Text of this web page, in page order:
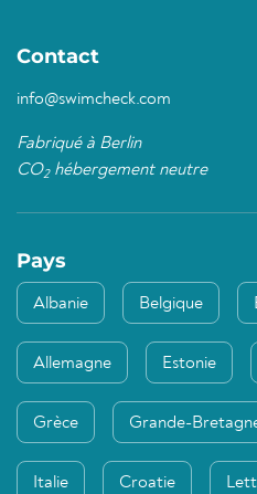
Contact
info@swimcheck.com
Fabriqué à Berlin
CO2hébergement neutre
Pays
Albanie Belgique
Allemagne Estonie
Grèce Grande-
Italie Croatie